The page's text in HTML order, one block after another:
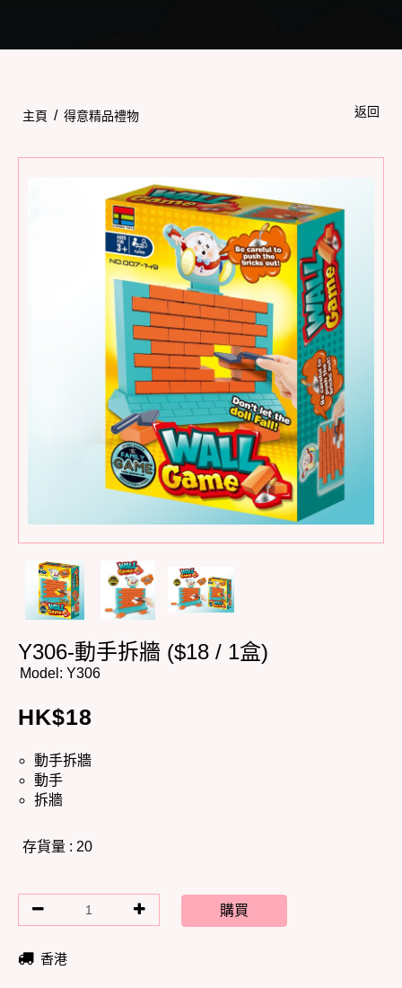
主頁 / 得意精品禮物 返回
Y306-動手拆牆 ($18 / 1盒)
Model: Y306
HK$18
動手拆牆
動手
拆牆
存貨量 : 20
購買
香港